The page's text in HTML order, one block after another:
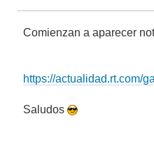
Comienzan a aparecer
https://actualidad.rt.com/
Saludos